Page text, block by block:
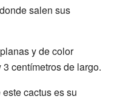
salen sus
y de color
centímetros de largo.
cactus es su